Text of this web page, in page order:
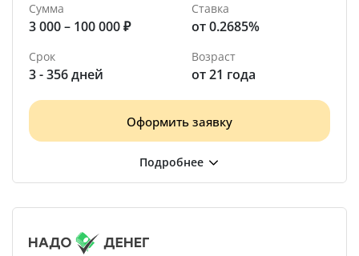
Сумма
3 000 – 100 000 ₽
Ставка
от 0.2685%
Срок
3 - 356 дней
Возраст
от 21 года
Оформить заявку